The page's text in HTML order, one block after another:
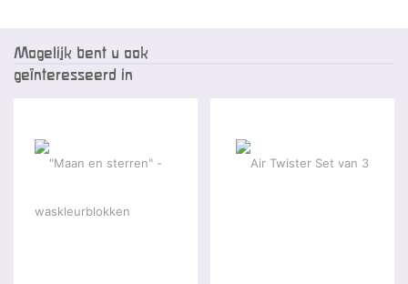
Mogelijk bent u ook
geïnteresseerd in